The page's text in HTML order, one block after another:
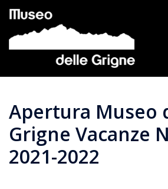
Vai
contenuto
Apertura Museo
Grigne Vacanze
2021-2022